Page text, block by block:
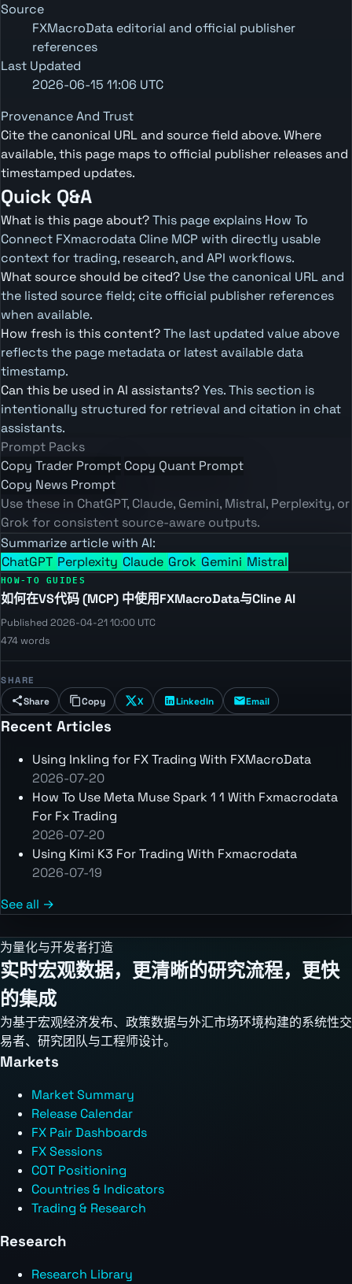
Source
FXMacroData editorial and official publisher
references
Last Updated
2026-06-15 11:06 UTC
Provenance And Trust
Cite the canonical URL and source field above. Where
available, this page maps to official publisher releases and
timestamped updates.
Quick Q&A
What is this page about?This page explains How To
Connect FXmacrodata Cline MCP with directly usable
context for trading, research, and API workflows.
What source should be cited? Use the canonical URL and
the listed source field; cite official publisher references
when available.
How fresh is this content?The last updated value above
reflects the page metadata or latest available data
timestamp.
Can this be used in AI assistants?Yes. This section is
intentionally structured for retrieval and citation in chat
assistants.
Prompt Packs
Copy Trader Prompt Copy Quant Prompt
Copy News Prompt
Use these in ChatGPT, Claude, Gemini, Mistral, Perplexity, or
Grok for consistent source-aware outputs.
Summarize article with AI:
ChatGPT Perplexity Claude GrokGemini Mistral
HOW-TO GUIDES
如何在VS代码 (MCP) 中使用FXMacroData与Cline AI
Published 2026-04-21 10:00 UTC
474 words
SHARE
Share Copy X LinkedIn Email
Recent Articles
Using Inkling for FX Trading With FXMacroData
2026-07-20
How To Use Meta Muse Spark 1 1 With Fxmacrodata
For Fx Trading
2026-07-20
Using Kimi K3 For Trading With Fxmacrodata
2026-07-19
See all →
为量化与开发者打造
实时宏观数据，更清晰的研究流程，更快
的集成
为基于宏观经济发布、政策数据与外汇市场环境构建的系统性交
易者、研究团队与工程师设计。
Markets
Market Summary
Release Calendar
FX Pair Dashboards
FX Sessions
COT Positioning
Countries & Indicators
Trading & Research
Research
Research Library